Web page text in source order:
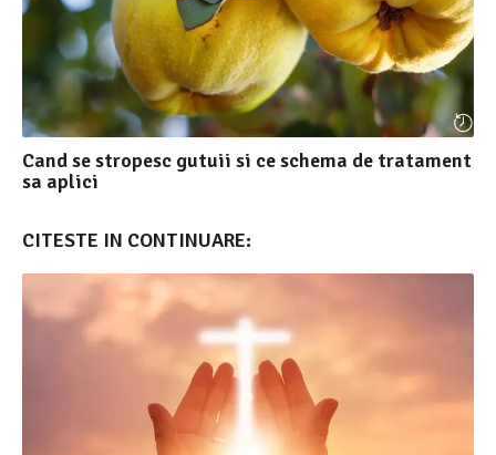
Cand se stropesc gutuii si ce schema de tratament
sa aplici
CITESTE IN CONTINUARE: